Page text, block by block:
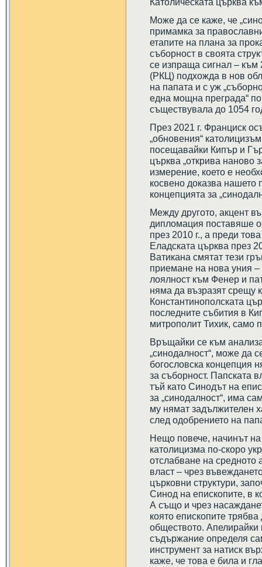
Може да се каже, че
примамка за
етапите на плана за
съборност в своята
се изпраща сигнал – към
(РКЦ) подхожда в нов
на папата и с уж
една мощна преграда“
съществувала до 1054
През 2021 г. Франциск
„обновения“
посещавайки Кипър и
църква „открива наново
измерение, което е
косвено доказва нашето
концепцията за
Между другото, акцент
дипломация поставяше
през 2010 г., а преди
Еладската църква през
Ватикана смятат тези
приемане на нова уния
лоялност към Фенер и
няма да възразят срещу
Константинополската
последните събития в
митрополит Тихик, само
Връщайки се към
„синодалност“, може да
богословска концепция
за съборност. Папската
тъй като Синодът на
за „синодалност“, има
му нямат задължителен
след одобрението на
Нещо повече, начинът на
католицизма по-скоро
отслабване на средното
власт – чрез
църковни структури,
Синод на епископите, в
А също и чрез
която епископите
обществото. Апелирайки
съдържание определя
инструмент за натиск
каже, че това е била и